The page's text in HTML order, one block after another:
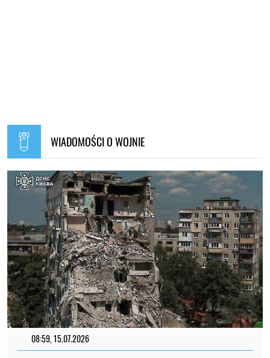
WIADOMOŚCI O WOJNIE
08:59, 15.07.2026